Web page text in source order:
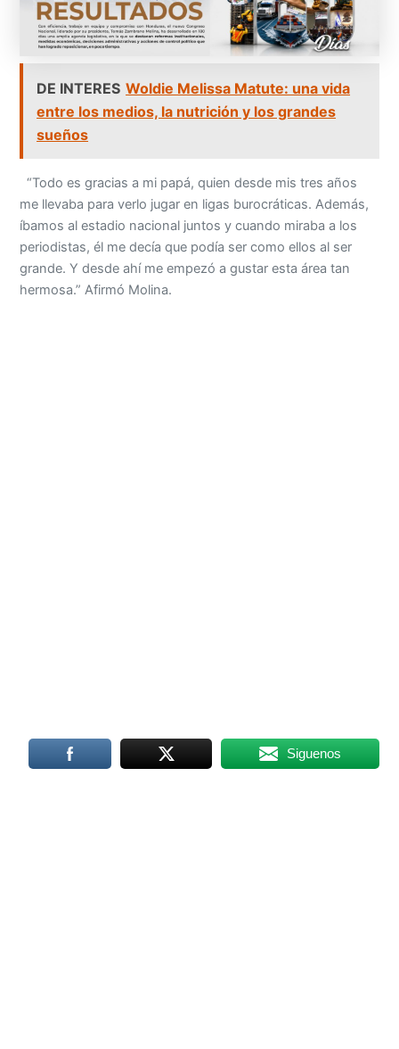
DE INTERES Woldie Melissa Matute: una vida
entre los medios, la nutrición y los grandes
sueños
“Todo es gracias a mi papá, quien desde mis tres años
me llevaba para verlo jugar en ligas burocráticas. Además,
íbamos al estadio nacional juntos y cuando miraba a los
periodistas, él me decía que podía ser como ellos al ser
grande. Y desde ahí me empezó a gustar esta área tan
hermosa.” Afirmó Molina.
Siguenos